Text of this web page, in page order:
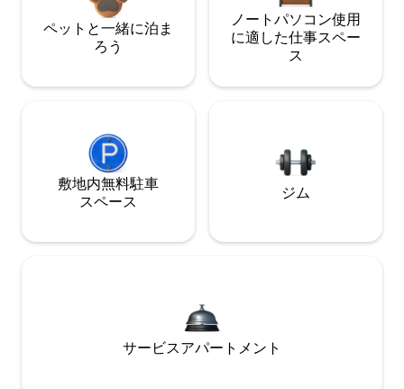
ペットと一緒に泊ま
ろう
ノートパソコン使用
に適した仕事スペー
ス
敷地内無料駐⁠車
ス⁠ペ⁠ー⁠ス
ジム
サービスアパートメント